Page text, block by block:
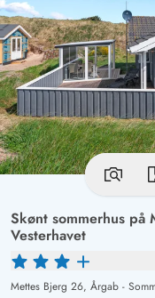
Skønt sommerhus
Vesterhavet
Mettes Bjerg 26, Årgab -